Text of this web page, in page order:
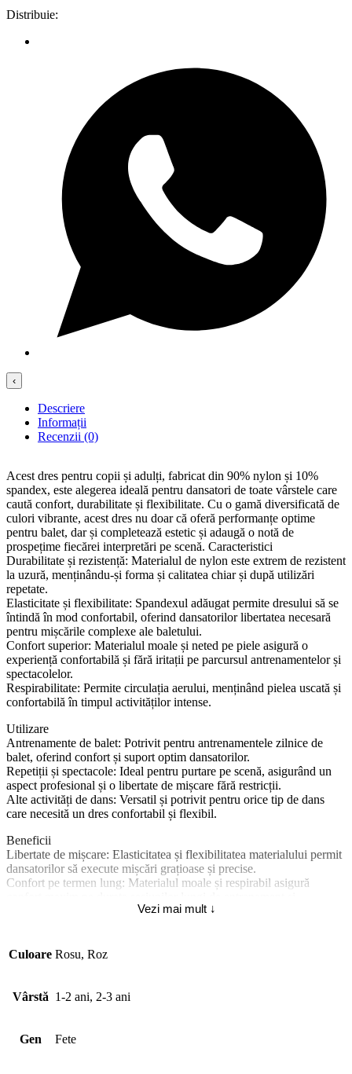
Distribuie:
‹
Descriere
Informații
Recenzii (0)
Acest dres pentru copii și adulți, fabricat din 90% nylon și 10%
spandex, este alegerea ideală pentru dansatori de toate vârstele care
caută confort, durabilitate și flexibilitate. Cu o gamă diversificată de
culori vibrante, acest dres nu doar că oferă performanțe optime
pentru balet, dar și completează estetic și adaugă o notă de
prospețime fiecărei interpretări pe scenă. Caracteristici
Durabilitate și rezistență: Materialul de nylon este extrem de rezistent
la uzură, menținându-și forma și calitatea chiar și după utilizări
repetate.
Elasticitate și flexibilitate: Spandexul adăugat permite dresului să se
întindă în mod confortabil, oferind dansatorilor libertatea necesară
pentru mișcările complexe ale baletului.
Confort superior: Materialul moale și neted pe piele asigură o
experiență confortabilă și fără iritații pe parcursul antrenamentelor și
spectacolelor.
Respirabilitate: Permite circulația aerului, menținând pielea uscată și
confortabilă în timpul activităților intense.
Utilizare
Antrenamente de balet: Potrivit pentru antrenamentele zilnice de
balet, oferind confort și suport optim dansatorilor.
Repetiții și spectacole: Ideal pentru purtare pe scenă, asigurând un
aspect profesional și o libertate de mișcare fără restricții.
Alte activități de dans: Versatil și potrivit pentru orice tip de dans
care necesită un dres confortabil și flexibil.
Beneficii
Libertate de mișcare: Elasticitatea și flexibilitatea materialului permit
dansatorilor să execute mișcări grațioase și precise.
Confort pe termen lung: Materialul moale și respirabil asigură
chiar și după multiple spălări.
și pentru a adăuga o notă de personalitate fiecărei interpretări.
Vezi mai mult ↓
Culoare Rosu, Roz
Vârstă 1-2 ani, 2-3 ani
Gen Fete